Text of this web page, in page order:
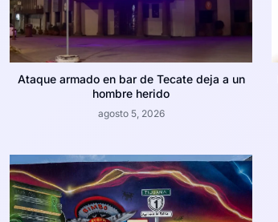
Ataque armado en bar de Tecate deja a un
hombre herido
agosto 5, 2026